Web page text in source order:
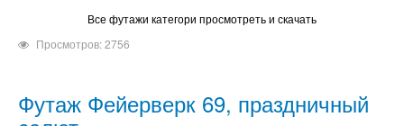
Все футажи категори просмотреть и скачать
Просмотров: 2756
Футаж Фейерверк 69, праздничный